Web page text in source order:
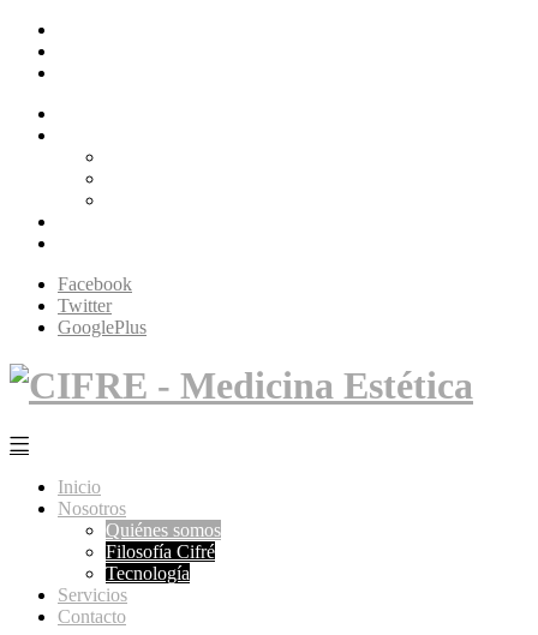
Facebook
Twitter
GooglePlus
Inicio
Nosotros
Quiénes somos
Filosofía Cifré
Tecnología
Servicios
Contacto